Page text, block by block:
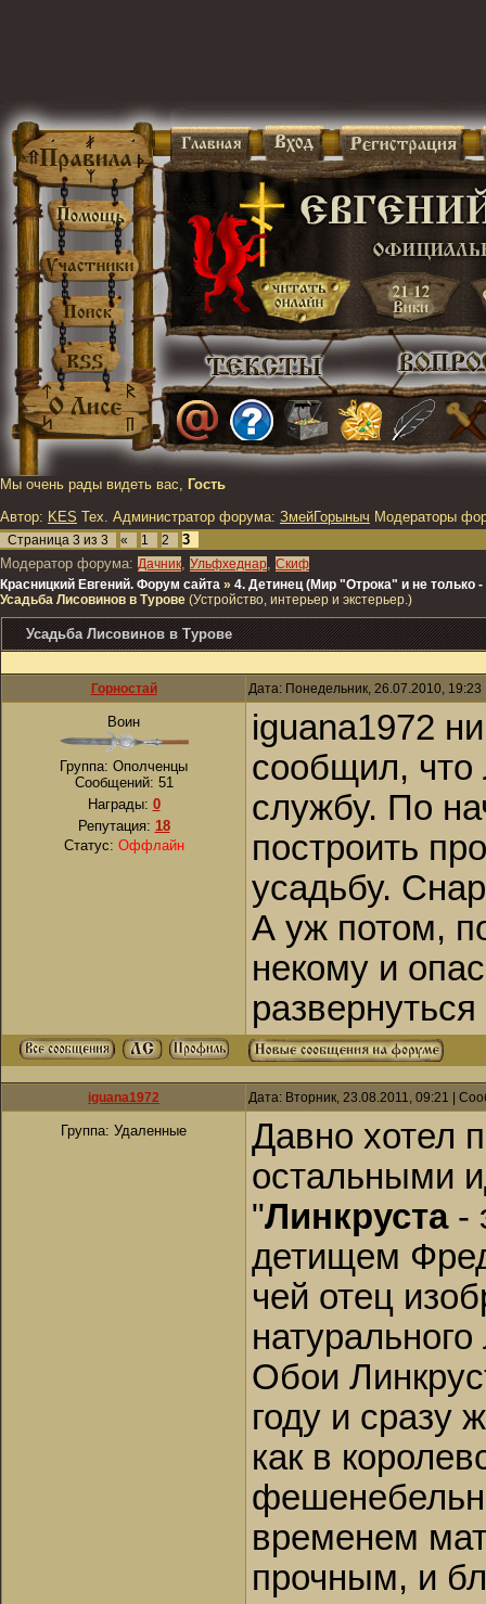
Мы очень рады видеть вас, Гость
Автор: KES Тех. Администратор форума: ЗмейГорыныч Модераторы
Страница 3 из 3 « 1 2
3
Модератор форума: Дачник, Ульфхеднар, Скиф
Красницкий Евгений. Форум сайта » 4. Детинец (Мир "Отрока" и не только
Усадьба Лисовинов в Турове (Устройство, интерьер и экстерьер.)
Усадьба Лисовинов в Турове
Горностай Дата: Понедельник, 26.07.2010,
Воин
Группа: Ополченцы
Сообщений: 51
Награды: 0
Репутация: 18
Статус: Оффлайн
iguana1972
сообщил, что
службу. По
построить
усадьбу.
А уж потом,
некому и
iguana1972 Дата: Вторник, 23.08.2011, 09:21 |
Группа: Удаленные
Давно хотел
остальными
"Линкруста-
детищем
чей отец
Обои
году и сразу
как в
временем
прочным, и